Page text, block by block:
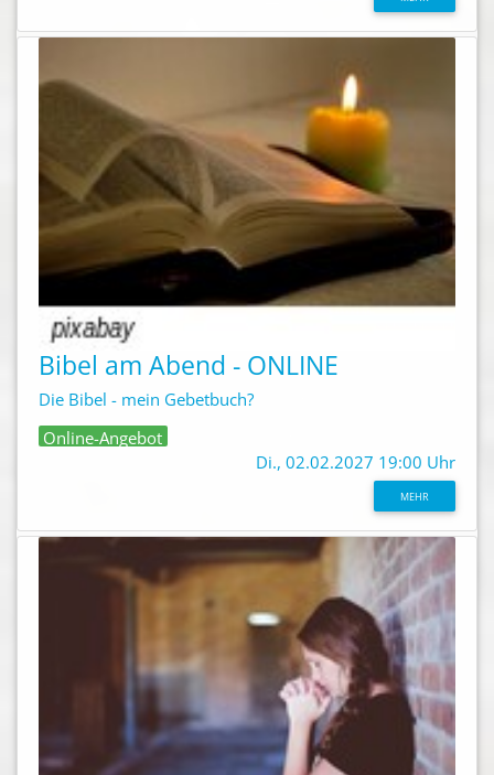
Bibel am Abend - ONLINE
Die Bibel - mein Gebetbuch?
Online-Angebot
Di., 02.02.2027 19:00 Uhr
MEHR